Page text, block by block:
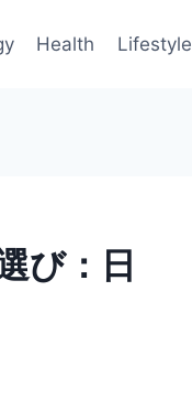
Health Lifestyle
び：日